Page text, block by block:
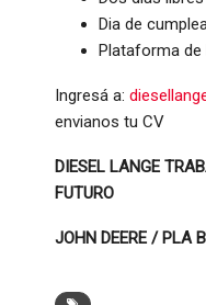
Dia de
Plataforma de
Ingresá a:
envianos tu CV
DIESEL LANGE
FUTURO
JOHN DEERE / PLA